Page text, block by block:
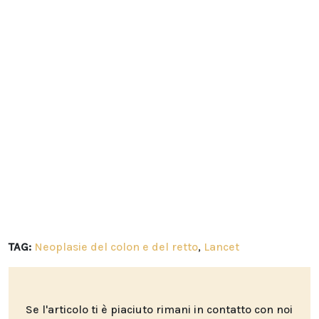
TAG: Neoplasie del colon e del retto, Lancet
Se l'articolo ti è piaciuto rimani in contatto con noi